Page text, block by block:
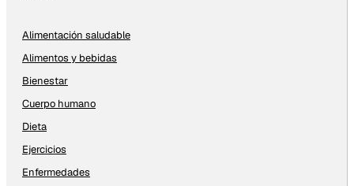
Alimentación saludable
Alimentos y bebidas
Bienestar
Cuerpo humano
Dieta
Ejercicios
Enfermedades